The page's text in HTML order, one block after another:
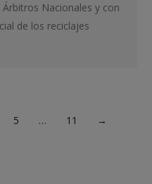
Nacionales y con
de los reciclajes
5 … 11 →